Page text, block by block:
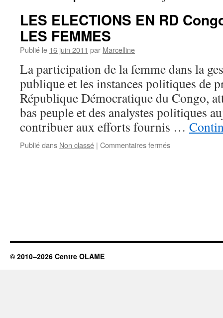
LES ELECTIONS EN RD
LES FEMMES
Publié le 16 juin 2011 par Marcelline
La participation de la femme dans la
publique et les instances politiques de
République Démocratique du Congo,
bas peuple et des analystes politiques
contribuer aux efforts fournis …
Publié dans Non classé | Commentaires ferméssur
LES
© 2010–2026 Centre OLAME